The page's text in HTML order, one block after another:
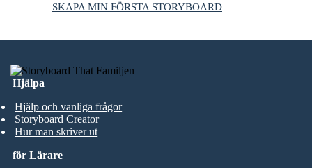
SKAPA MIN FÖRSTA STORYBOARD
Hjälpa
Hjälp och vanliga frågor
Storyboard Creator
Hur man skriver ut
för Lärare